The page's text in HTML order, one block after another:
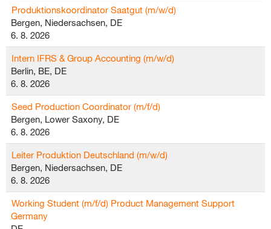
Produktionskoordinator Saatgut (m/w/d)
Bergen, Niedersachsen, DE
6. 8. 2026
Intern IFRS & Group Accounting (m/w/d)
Berlin, BE, DE
6. 8. 2026
Seed Production Coordinator (m/f/d)
Bergen, Lower Saxony, DE
6. 8. 2026
Leiter Produktion Deutschland (m/w/d)
Bergen, Niedersachsen, DE
6. 8. 2026
Working Student (m/f/d) Product Management Support
Germany